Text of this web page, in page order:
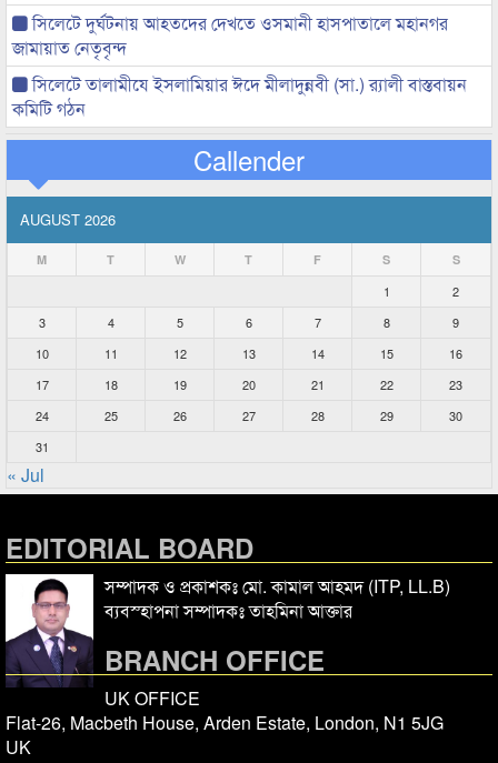
সিলেটে দুর্ঘটনায় আহতদের দেখতে ওসমানী হাসপাতালে মহানগর
জামায়াত নেতৃবৃন্দ
সিলেটে তালামীযে ইসলামিয়ার ঈদে মীলাদুন্নবী (সা.) র‌্যালী বাস্তবায়ন
কমিটি গঠন
Callender
AUGUST 2026
M T W T F S S
1
2
3
4 5 6 7 8
9
10
11 12 13 14 15
16
17
18 19 20 21 22
23
24
25 26 27 28 29
30
31
« Jul
EDITORIAL BOARD
সম্পাদক ও প্রকাশকঃ মো. কামাল আহমদ (ITP, LL.B)
ব্যবস্হাপনা সম্পাদকঃ তাহমিনা আক্তার
BRANCH OFFICE
UK OFFICE
Flat-26, Macbeth House, Arden Estate, London, N1 5JG
UK